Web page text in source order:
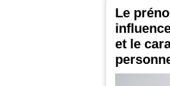
Le
et le